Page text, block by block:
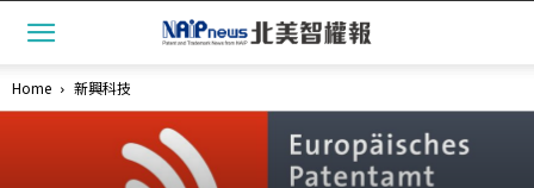
Home 新興科技